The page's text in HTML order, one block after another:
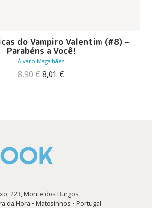
do Vampiro Valentim (#8) –
Parabéns a Você!
Álvaro Magalhães
8,90€O
8,01 €
223, Monte dos Burgos
da Hora • Matosinhos • Portugal